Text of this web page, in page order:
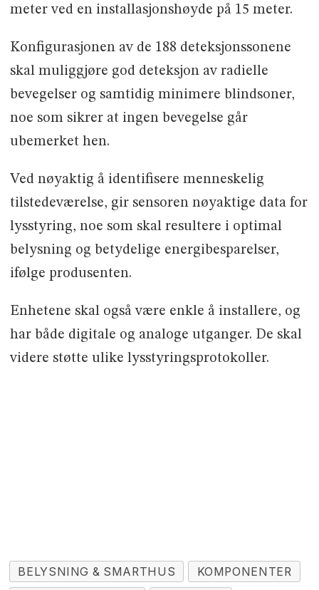
meter ved en installasjonshøyde på 15 meter.
Konfigurasjonen av de 188 deteksjonssonene
skal muliggjøre god deteksjon av radielle
bevegelser og samtidig minimere blindsoner,
noe som sikrer at ingen bevegelse går
ubemerket hen.
Ved nøyaktig å identifisere menneskelig
tilstedeværelse, gir sensoren nøyaktige data for
lysstyring, noe som skal resultere i optimal
belysning og betydelige energibesparelser,
ifølge produsenten.
Enhetene skal også være enkle å installere, og
har både digitale og analoge utganger. De skal
videre støtte ulike lysstyringsprotokoller.
BELYSNING & SMARTHUS
KOMPONENTER